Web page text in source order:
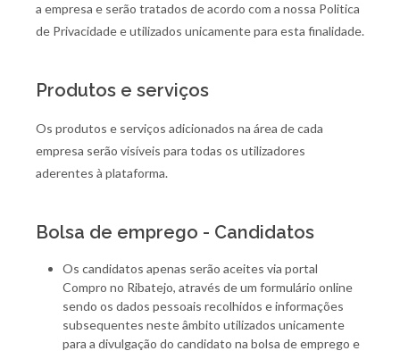
a empresa e serão tratados de acordo com a nossa Politica
de Privacidade e utilizados unicamente para esta finalidade.
Produtos e serviços
Os produtos e serviços adicionados na área de cada
empresa serão visíveis para todas os utilizadores
aderentes à plataforma.
Bolsa de emprego - Candidatos
Os candidatos apenas serão aceites via portal
Compro no Ribatejo, através de um formulário online
sendo os dados pessoais recolhidos e informações
subsequentes neste âmbito utilizados unicamente
para a divulgação do candidato na bolsa de emprego e